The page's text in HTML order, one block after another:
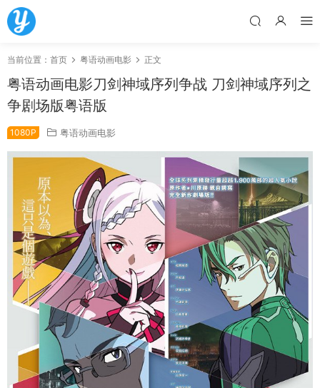
当前位置： 首页 粤语动画电影 正文
粤语动画电影刀剑神域序列争战 刀剑神域序列之
争剧场版粤语版
1080P 粤语动画电影